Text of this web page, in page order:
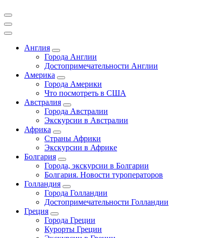
Англия
Города Англии
Достопримечательности Англии
Америка
Города Америки
Что посмотреть в США
Австралия
Города Австралии
Экскурсии в Австралии
Африка
Страны Африки
Экскурсии в Африке
Болгария
Города, экскурсии в Болгарии
Болгария. Новости туроператоров
Голландия
Города Голландии
Достопримечательности Голландии
Греция
Города Греции
Курорты Греции